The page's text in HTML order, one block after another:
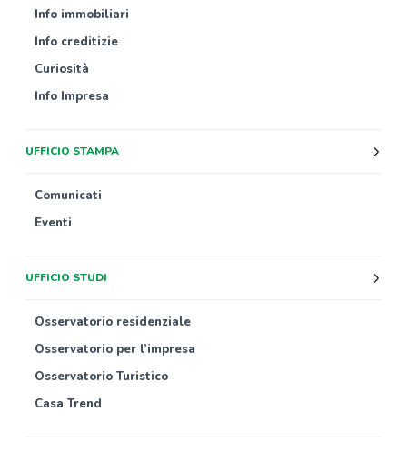
Info immobiliari
Info creditizie
Curiosità
Info Impresa
UFFICIO STAMPA
Comunicati
Eventi
UFFICIO STUDI
Osservatorio residenziale
Osservatorio per l’impresa
Osservatorio Turistico
Casa Trend